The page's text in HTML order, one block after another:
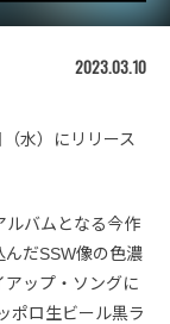
2023.03.10
水）にリリース
ルバムとなる今作
んだSSW像の色濃
ップ・ソングに
ポロ生ビール黒ラ